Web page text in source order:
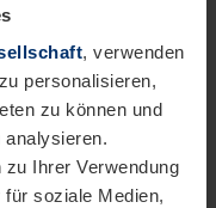
, verwenden
personalisieren,
zu können und
Ihrer Verwendung
soziale Medien,